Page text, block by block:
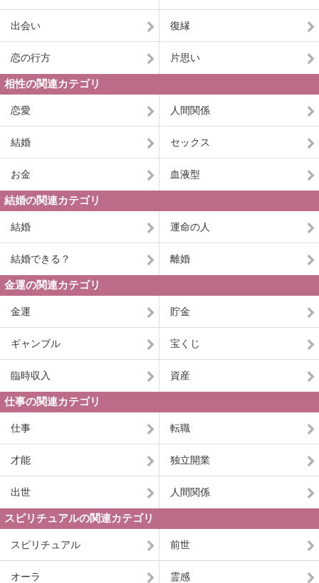
出会い 復縁
恋の行方 片思い
相性の関連カテゴリ
恋愛 人間関係
結婚 セックス
お金 血液型
結婚の関連カテゴリ
結婚 運命の人
結婚できる？ 離婚
金運の関連カテゴリ
金運 貯金
ギャンブル 宝くじ
臨時収入 資産
仕事の関連カテゴリ
仕事 転職
才能 独立開業
出世 人間関係
スピリチュアルの関連カテゴリ
スピリチュアル 前世
オーラ 霊感